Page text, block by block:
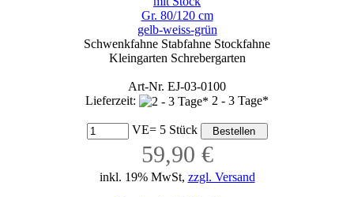
Gr. 80/120 cm
gelb-weiss-grün
Schwenkfahne Stabfahne Stockfahne
Kleingarten Schrebergarten
Art-Nr. EJ-03-0100
Lieferzeit:
2 - 3 Tage*
VE= 5 Stück
59,90 €
inkl. 19% MwSt, zzgl. Versand